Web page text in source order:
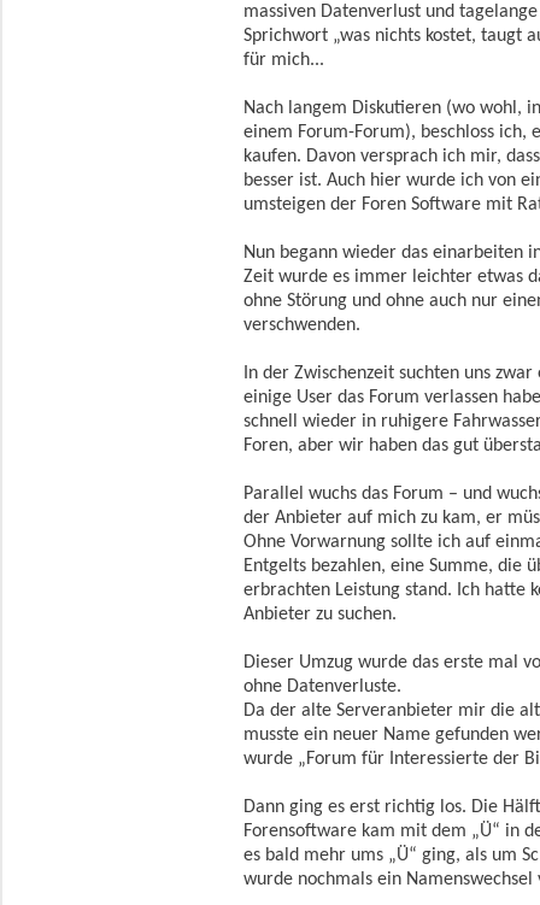
massiven Datenverlust und
Sprichwort „was nichts kostet, taugt
für mich...
Nach langem Diskutieren (wo wohl,
einem Forum-Forum), beschloss ich,
kaufen. Davon versprach ich mir,
besser ist. Auch hier wurde ich von
umsteigen der Foren Software mit
Nun begann wieder das einarbeiten
Zeit wurde es immer leichter etwas
ohne Störung und ohne auch nur
verschwenden.
In der Zwischenzeit suchten uns
einige User das Forum verlassen
schnell wieder in ruhigere
Foren, aber wir haben das gut
Parallel wuchs das Forum – und
der Anbieter auf mich zu kam, er
Ohne Vorwarnung sollte ich auf
Entgelts bezahlen, eine Summe, die
erbrachten Leistung stand. Ich hatte
Anbieter zu suchen.
Dieser Umzug wurde das erste mal
ohne Datenverluste.
Da der alte Serveranbieter mir die
musste ein neuer Name gefunden
wurde „Forum für Interessierte der
Dann ging es erst richtig los. Die
Forensoftware kam mit dem „Ü“ in
es bald mehr ums „Ü“ ging, als um
wurde nochmals ein Namenswechsel